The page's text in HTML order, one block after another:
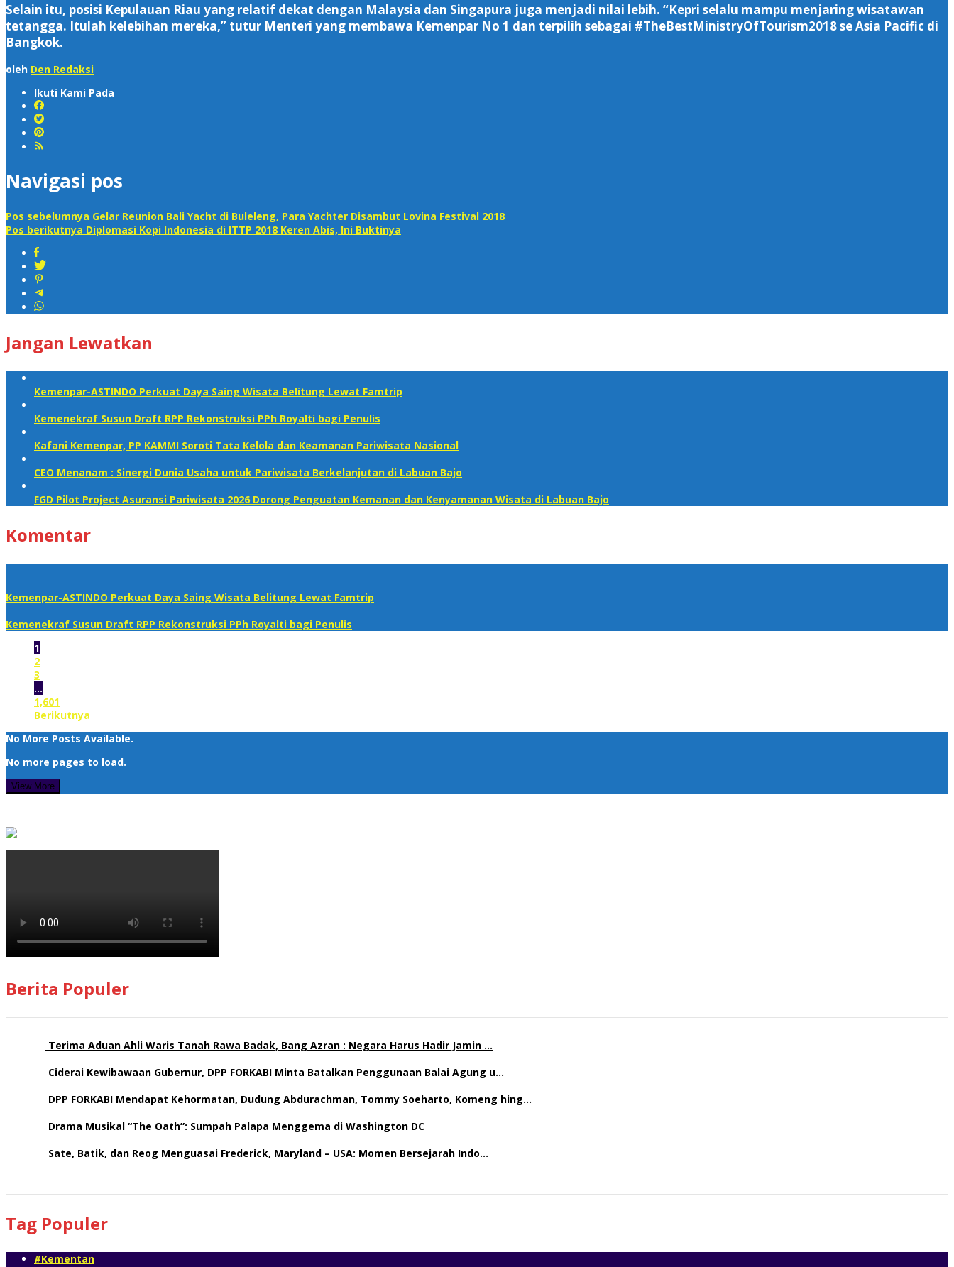
Selain itu, posisi Kepulauan Riau yang relatif dekat dengan Malaysia dan Singapura juga menjadi nilai lebih. “Kepri selalu mampu menjaring wisatawan
tetangga. Itulah kelebihan mereka,” tutur Menteri yang membawa Kemenpar No 1 dan terpilih sebagai #TheBestMinistryOfTourism2018 se Asia Pacific di
Bangkok.
oleh Den Redaksi
Ikuti Kami Pada
Navigasi pos
Pos sebelumnya Gelar Reunion Bali Yacht di Buleleng, Para Yachter Disambut Lovina Festival 2018
Pos berikutnya Diplomasi Kopi Indonesia di ITTP 2018 Keren Abis, Ini Buktinya
Jangan Lewatkan
Kemenpar-ASTINDO Perkuat Daya Saing Wisata Belitung Lewat Famtrip
Kemenekraf Susun Draft RPP Rekonstruksi PPh Royalti bagi Penulis
Kafani Kemenpar, PP KAMMI Soroti Tata Kelola dan Keamanan Pariwisata Nasional‎
CEO Menanam : Sinergi Dunia Usaha untuk Pariwisata Berkelanjutan di Labuan Bajo
FGD Pilot Project Asuransi Pariwisata 2026 Dorong Penguatan Kemanan dan Kenyamanan Wisata di Labuan Bajo
Komentar
Kemenpar-ASTINDO Perkuat Daya Saing Wisata Belitung Lewat Famtrip
Kemenekraf Susun Draft RPP Rekonstruksi PPh Royalti bagi Penulis
1
2
3
…
1,601
Berikutnya
No More Posts Available.
No more pages to load.
View More
Berita Populer
Terima Aduan Ahli Waris Tanah Rawa Badak, Bang Azran : Negara Harus Hadir Jamin …
Ciderai Kewibawaan Gubernur, DPP FORKABI Minta Batalkan Penggunaan Balai Agung u…
DPP FORKABI Mendapat Kehormatan, Dudung Abdurachman, Tommy Soeharto, Komeng hing…
Drama Musikal “The Oath”: Sumpah Palapa Menggema di Washington DC
Sate, Batik, dan Reog Menguasai Frederick, Maryland – USA: Momen Bersejarah Indo…
Tag Populer
#Kementan